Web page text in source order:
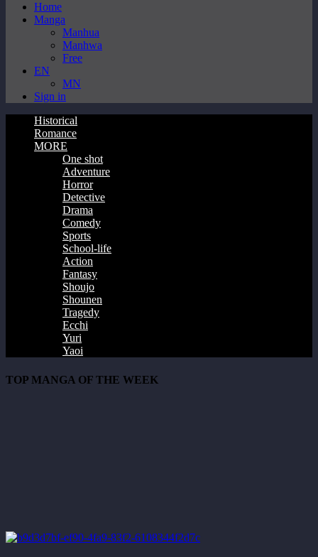
Home
Manga
Manhua
Manhwa
Free
EN
MN
Sign in
Historical
Romance
MORE
One shot
Adventure
Horror
Detective
Drama
Comedy
Sports
School-life
Action
Fantasy
Shoujo
Shounen
Tragedy
Ecchi
Yuri
Yaoi
TOP MANGA OF THE WEEK